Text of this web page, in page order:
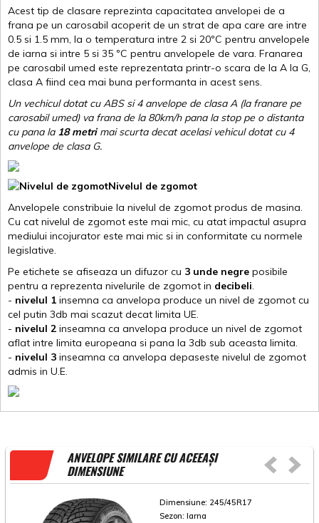
Acest tip de clasare reprezinta capacitatea anvelopei de a
frana pe un carosabil acoperit de un strat de apa care are intre
0.5 si 1.5 mm, la o temperatura intre 2 si 20ºC pentru anvelopele
de iarna si intre 5 si 35 ºC pentru anvelopele de vara. Franarea
pe carosabil umed este reprezentata printr-o scara de la A la G,
clasa A fiind cea mai buna performanta in acest sens.
Un vechicul dotat cu ABS si 4 anvelope de clasa A (la franare pe
carosabil umed) va frana de la 80km/h pana la stop pe o distanta
cu pana la 18 metrimai scurta decat acelasi vehicul dotat cu 4
anvelope de clasa G.
Nivelul de zgomot
Anvelopele constribuie la nivelul de zgomot produs de masina.
Cu cat nivelul de zgomot este mai mic, cu atat impactul asupra
mediului incojurator este mai mic si in conformitate cu normele
legislative.
Pe etichete se afiseaza un difuzor cu 3 unde negre posibile
pentru a reprezenta nivelurile de zgomot in decibeli.
- nivelul 1 insemna ca anvelopa produce un nivel de zgomot cu
cel putin 3db mai scazut decat limita UE.
- nivelul 2 inseamna ca anvelopa produce un nivel de zgomot
aflat intre limita europeana si pana la 3db sub aceasta limita.
- nivelul 3 inseamna ca anvelopa depaseste nivelul de zgomot
admis in U.E.
ANVELOPE SIMILARE CU ACEEAȘI
DIMENSIUNE
Dimensiune: 245/45R17
Sezon: Iarna